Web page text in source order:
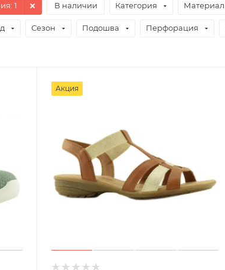
: 1 В наличии Категория Материал
Сезон Подошва Перфорация
Акция